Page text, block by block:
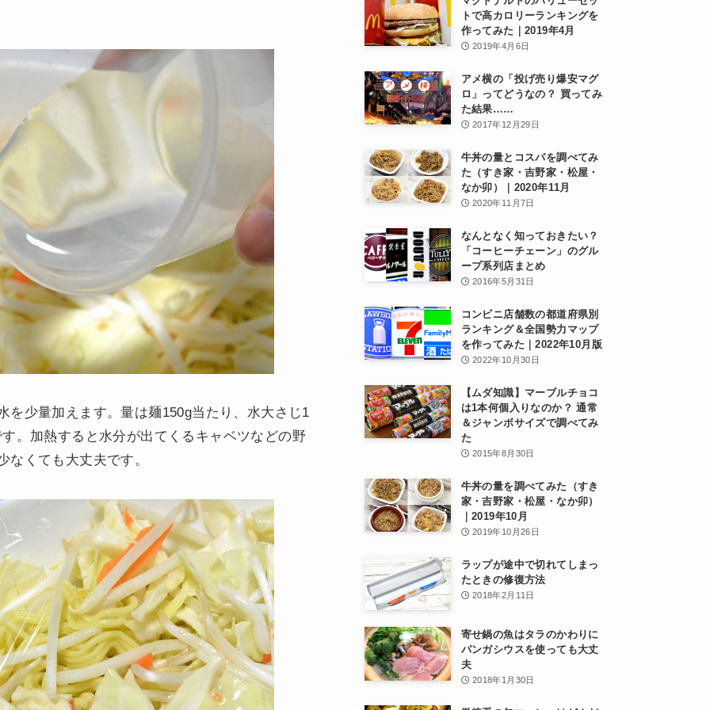
を少量加えます。量は麺150g当たり、水大さじ1
。加熱すると水分が出てくるキャベツなどの野
なくても大丈夫です。
トで高カロリーランキングを
作ってみた｜2019年4月
2019年4月6日
アメ横の「投げ売り爆安マグ
ロ」ってどうなの？ 買ってみ
た結果……
2017年12月29日
牛丼の量とコスパを調べてみ
た（すき家・吉野家・松屋・
なか卯）｜2020年11月
2020年11月7日
なんとなく知っておきたい？
「コーヒーチェーン」のグル
ープ系列店まとめ
2016年5月31日
コンビニ店舗数の都道府県別
ランキング＆全国勢力マップ
を作ってみた｜2022年10月版
2022年10月30日
【ムダ知識】マーブルチョコ
は1本何個入りなのか？ 通常
＆ジャンボサイズで調べてみ
た
2015年8月30日
牛丼の量を調べてみた（すき
家・吉野家・松屋・なか卯）
｜2019年10月
2019年10月26日
ラップが途中で切れてしまっ
たときの修復方法
2018年2月11日
寄せ鍋の魚はタラのかわりに
パンガシウスを使っても大丈
夫
2018年1月30日